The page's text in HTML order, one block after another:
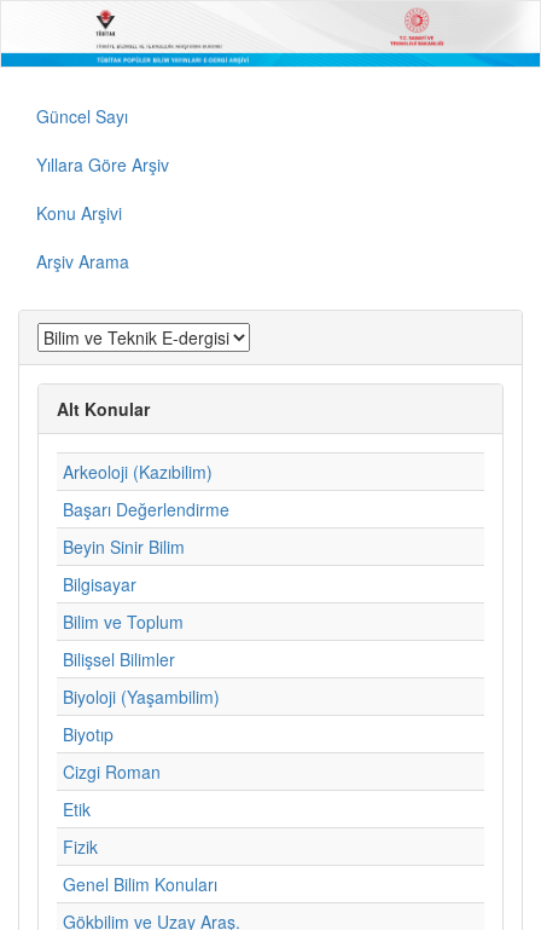
Güncel Sayı
Yıllara Göre Arşiv
Konu Arşivi
Arşiv Arama
Alt Konular
Arkeoloji (Kazıbilim)
Başarı Değerlendirme
Beyin Sinir Bilim
Bilgisayar
Bilim ve Toplum
Bilişsel Bilimler
Biyoloji (Yaşambilim)
Biyotıp
Cizgi Roman
Etik
Fizik
Genel Bilim Konuları
Gökbilim ve Uzay Araş.